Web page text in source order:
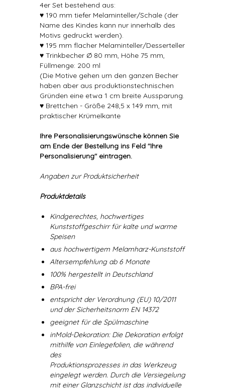
4er Set bestehend aus:
♥ 190 mm tiefer Melaminteller/Schale (der
Name des Kindes kann nur innerhalb des
Motivs gedruckt werden).
♥ 195 mm flacher Melaminteller/Desserteller
♥ Trinkbecher Ø 80 mm, Höhe 75 mm,
Füllmenge: 200 ml
(Die Motive gehen um den ganzen Becher
haben aber aus produktionstechnischen
Gründen eine etwa 1 cm breite Aussparung.
♥ Brettchen - Größe 248,5 x 149 mm, mit
praktischer Krümelkante
Ihre Personalisierungswünsche können Sie
am Ende der Bestellung ins Feld "Ihre
Personalisierung" eintragen.
Angaben zur Produktsicherheit
Produktdetails
Kindgerechtes, hochwertiges
Kunststoffgeschirr für kalte und warme
Speisen
aus hochwertigem Melamharz-Kunststoff
Altersempfehlung ab 6 Monate
100% hergestellt in Deutschland
BPA-frei
entspricht der Verordnung (EU) 10/2011
und der Sicherheitsnorm EN 14372
geeignet für die Spülmaschine
inMold-Dekoration: Die Dekoration erfolgt
mithilfe von Einlegefolien, die während
des
Produktionsprozesses in das Werkzeug
eingelegt werden. Durch die Versiegelung
mit einer Glanzschicht ist das individuelle